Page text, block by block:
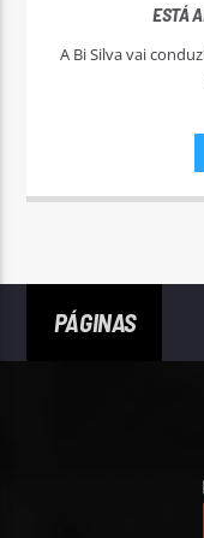
ESTÁ
A Bi Silva vai
PÁGINAS